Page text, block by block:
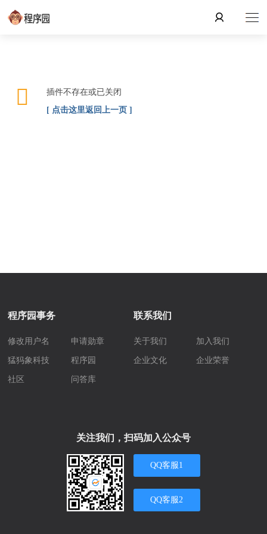
插件不存在或已关闭
[ 点击这里返回上一页 ]
程序园事务
修改用户名 申请勋章
猛犸象科技 程序园
社区 问答库
联系我们
关于我们 加入我们
企业文化 企业荣誉
关注我们，扫码加入公众号
QQ客服1
QQ客服2